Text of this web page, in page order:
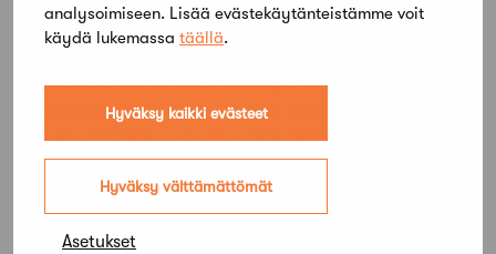
analysoimiseen. Lisää evästekäytänteistämme voit
käydä lukemassa täällä.
Hyväksy kaikki evästeet
Hyväksy välttämättömät
Asetukset
Yksilön kauneuskäsitys on toki subjektiivinen,
mutta se ei ole syntynyt tyhjiössä. Siihen
vaikuttaa niin ihmisen biologia kuin ympäröivä
yhteiskuntakin. Näitä aiheita tutkitaan aktiivisesti
neuroestetiikan ja kulttuurintutkimuksen puolella.
Opinnäytetyössänitutkin
katseenseurantamenetelmällä, miten ihmiset
katsovat julkisivuja ja mitä he pitivät niissä